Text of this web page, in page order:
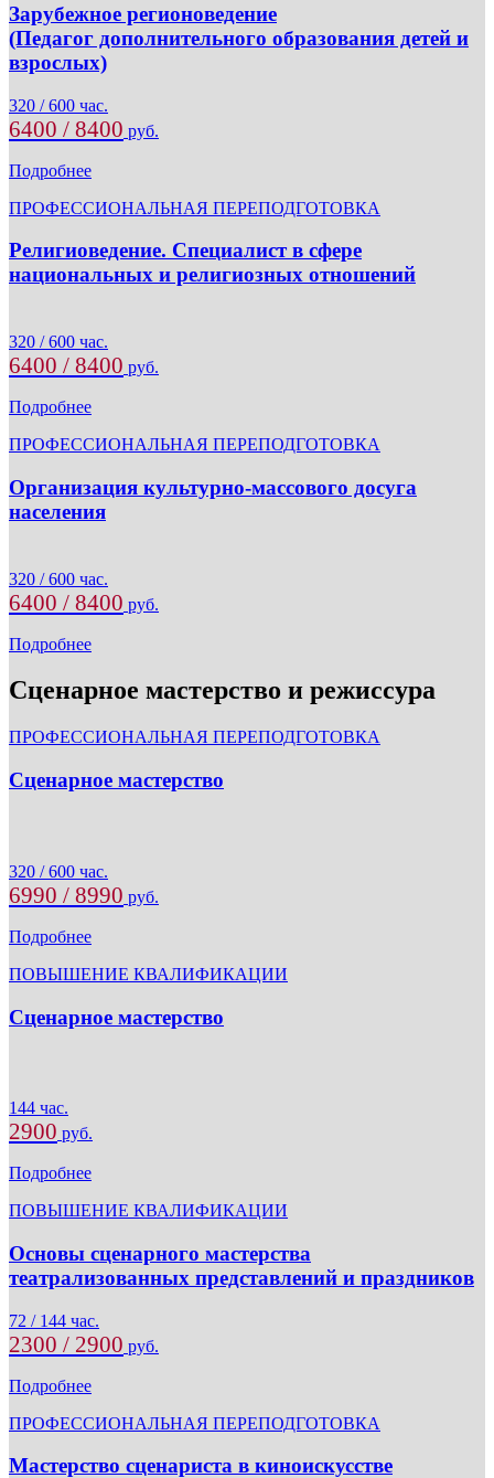
Зарубежное регионоведение
(Педагог дополнительного образования детей и
взрослых)
320 / 600 час.
6400 / 8400 руб.
Подробнее
ПРОФЕССИОНАЛЬНАЯ ПЕРЕПОДГОТОВКА
Религиоведение. Специалист в сфере
национальных и религиозных отношений
320 / 600 час.
6400 / 8400 руб.
Подробнее
ПРОФЕССИОНАЛЬНАЯ ПЕРЕПОДГОТОВКА
Организация культурно-массового досуга
населения
320 / 600 час.
6400 / 8400 руб.
Подробнее
Сценарное мастерство и режиссура
ПРОФЕССИОНАЛЬНАЯ ПЕРЕПОДГОТОВКА
Сценарное мастерство
320 / 600 час.
6990 / 8990 руб.
Подробнее
ПОВЫШЕНИЕ КВАЛИФИКАЦИИ
Сценарное мастерство
144 час.
2900 руб.
Подробнее
ПОВЫШЕНИЕ КВАЛИФИКАЦИИ
Основы сценарного мастерства
театрализованных представлений и праздников
72 / 144 час.
2300 / 2900 руб.
Подробнее
ПРОФЕССИОНАЛЬНАЯ ПЕРЕПОДГОТОВКА
Мастерство сценариста в киноискусстве